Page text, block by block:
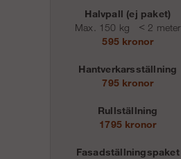
Halvpall (ej paket)
Max. 150 kg < 2 meter
595 kronor
Hantverkarsställning
795 kronor
Rullställning
1795 kronor
Fasadställningspaket